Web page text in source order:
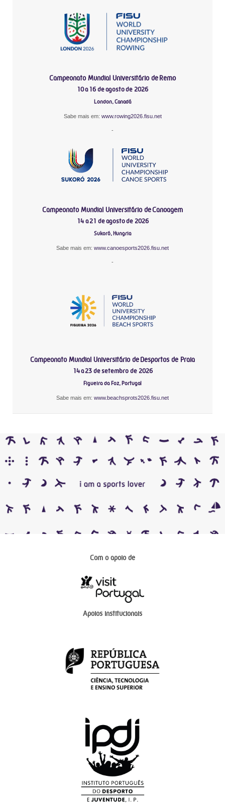
Campeonato Mundial Universitário de Remo
10 a 16 de agosto de 2026
London, Canadá
Sabe mais em: www.rowing2026.fisu.net
-
Campeonato Mundial Universitário de Canoagem
14 a 21 de agosto de 2026
Sukoró, Hungria
Sabe mais em: www.canoesports2026.fisu.net
-
Campeonato Mundial Universitário de Desportos de Praia
14 a 23 de setembro de 2026
Figueira da Foz, Portugal
Sabe mais em: www.beachsprots2026.fisu.net
Com o apoio de
Apoios institucionais